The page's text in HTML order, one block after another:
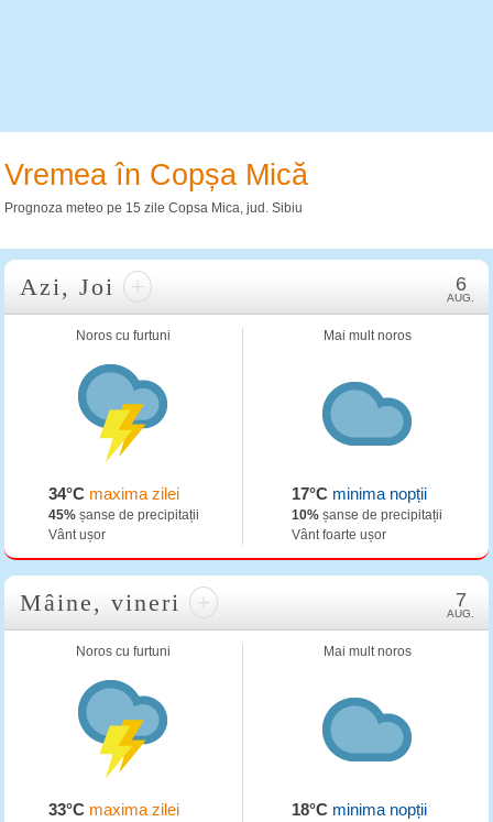
Vremea în Copșa Mică
Prognoza meteo pe 15 zile Copsa Mica, jud. Sibiu
Azi, Joi + 6
AUG.
Noros cu furtuni
34°Cmaxima zilei
45%șanse de precipitații
Vânt ușor
Mai mult noros
17°C minima nopții
10% șanse de precipitații
Vânt foarte ușor
Mâine, vineri + 7
AUG.
Noros cu furtuni
33°Cmaxima zilei
Mai mult noros
18°C minima nopții